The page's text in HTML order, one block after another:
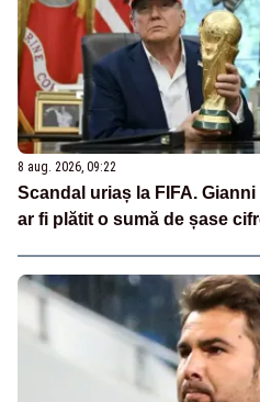
8 aug. 2026, 09:22
Scandal uriaș la FIFA.
ar fi plătit o sumă de șase